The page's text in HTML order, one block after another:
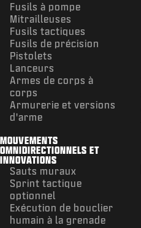
Fusils à pompe
Mitrailleuses
Fusils tactiques
Fusils de précision
Pistolets
Lanceurs
Armes de corps à
corps
Armurerie et versions
d'arme
MOUVEMENTS
OMNIDIRECTIONNELS ET
INNOVATIONS
Sauts muraux
Sprint tactique
optionnel
Exécution de bouclier
humain à la grenade